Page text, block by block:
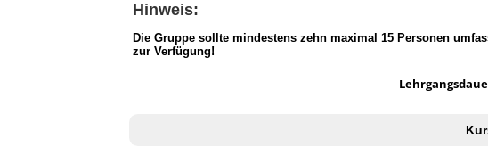
Hinweis:
Die Gruppe sollte mindestens zehn maximal 15 Personen
zur Verfügung!